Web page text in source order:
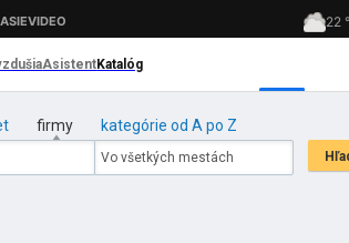
firmy kategórie od A po Z